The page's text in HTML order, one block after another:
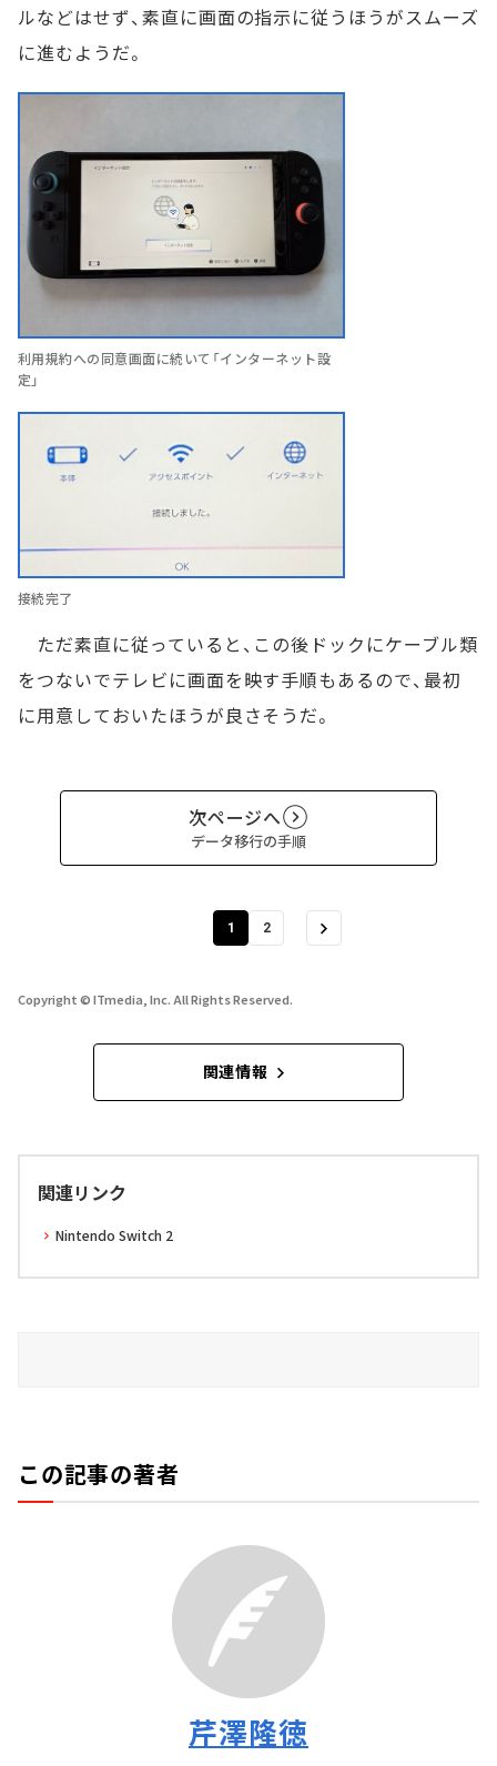
ルなどはせず、素直に画面の指示に従うほうがスムーズ
に進むようだ。
利用規約への同意画面に続いて「インターネット設
定」
接続完了
ただ素直に従っていると、この後ドックにケーブル類
をつないでテレビに画面を映す手順もあるので、最初
に用意しておいたほうが良さそうだ。
次ページへ
データ移行の手順
1 2
Copyright © ITmedia, Inc. All Rights Reserved.
関連情報
関連リンク
Nintendo Switch 2
この記事の著者
芹澤隆徳